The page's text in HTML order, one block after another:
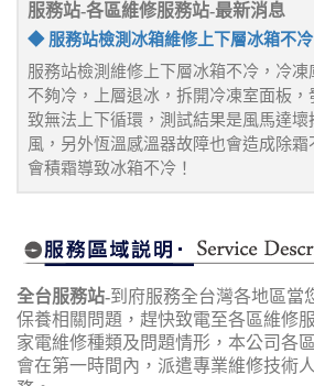
服務站-各區維修服務站-最新消息
◆ 服務站檢測冰箱維修上下層冰箱不冷
服務站檢測維修上下層冰箱不冷，冷
不夠冷，上層退冰，拆開冷凍室面板
致無法上下循環，測試結果是風馬達壞
風，另外恆溫感溫器故障也會造成除
會積霜導致冰箱不冷！
全台服務站-到府服務全台灣各地區當
保養相關問題，趕快致電至各區維修
家電維修種類及問題情形，本公司各
會在第一時間內，派遣專業維修技術